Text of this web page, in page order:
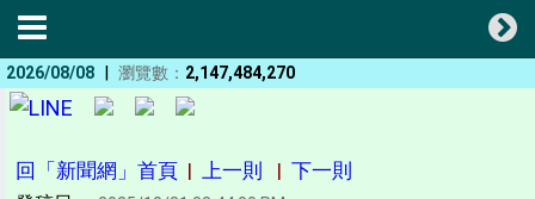
2026/08/08 | 瀏覽數： 2,147,484,270
回「新聞網」首頁 | 上一則 | 下一則